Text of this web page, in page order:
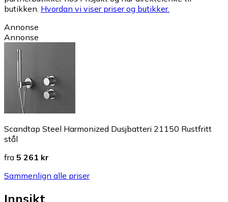
butikken. Hvordan vi viser priser og butikker.
Annonse
Annonse
Scandtap Steel Harmonized Dusjbatteri 21150 Rustfritt
stål
fra 5 261 kr
Sammenlign alle priser
Innsikt